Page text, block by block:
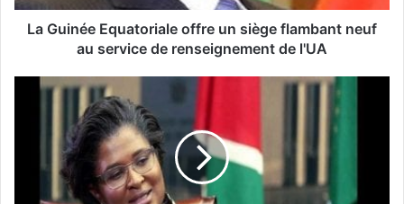
La Guinée Equatoriale offre un siège flambant neuf
au service de renseignement de l'UA